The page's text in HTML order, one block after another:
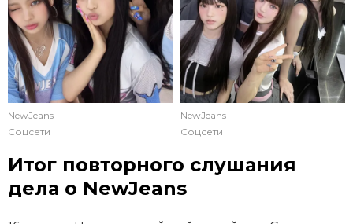
NewJeans
Соцсети
NewJeans
Соцсети
Итог повторного слушания
дела о NewJeans